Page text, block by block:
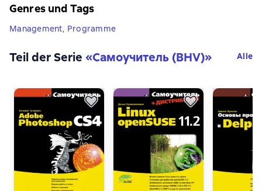
Genres und Tags
Management, Programme
Teil der Serie «Самоучитель (BHV)» Alle